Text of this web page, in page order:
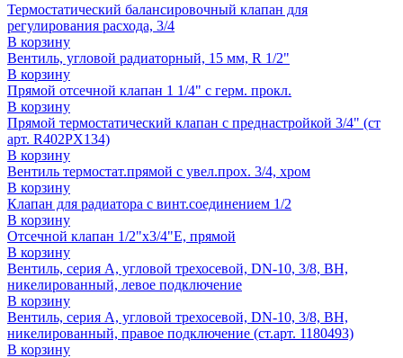
Термостатический балансировочный клапан для
регулирования расхода, 3/4
В корзину
Вентиль, угловой радиаторный, 15 мм, R 1/2"
В корзину
Прямой отсечной клапан 1 1/4" с герм. прокл.
В корзину
Прямой термостатический клапан с преднастройкой 3/4" (ст
арт. R402PX134)
В корзину
Вентиль термостат.прямой с увел.прох. 3/4, хром
В корзину
Клапан для радиатора с винт.соединением 1/2
В корзину
Отсечной клапан 1/2"x3/4"E, прямой
В корзину
Вентиль, серия A, угловой трехосевой, DN-10, 3/8, ВН,
никелированный, левое подключение
В корзину
Вентиль, серия A, угловой трехосевой, DN-10, 3/8, ВН,
никелированный, правое подключение (ст.арт. 1180493)
В корзину